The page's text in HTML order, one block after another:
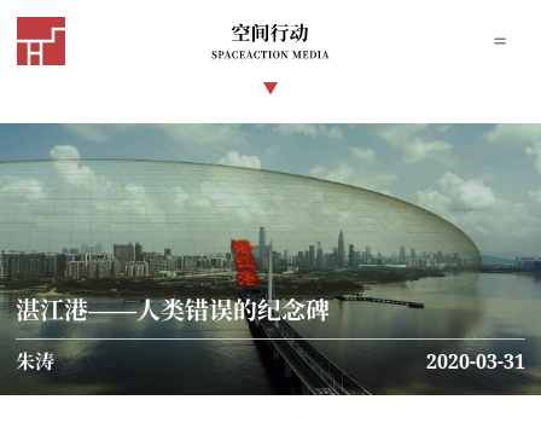
湛江港——人类错误的纪念碑
朱涛 2020-03-31